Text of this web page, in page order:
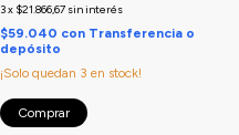
3x $21.866,67 sin interés
$59.040 con Transferencia o
depósito
¡Solo quedan 3 en stock!
Comprar